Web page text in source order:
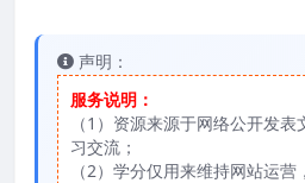
声明：
服务说明：
（1）资源来源于网络公开发
习交流；
（2）学分仅用来维持网站运